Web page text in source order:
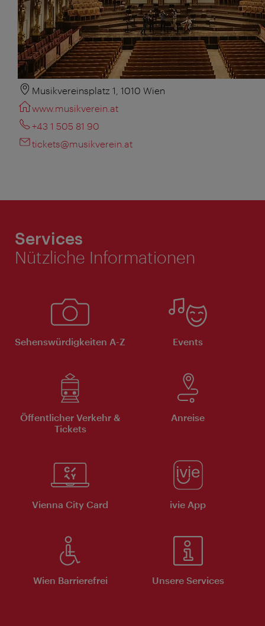
Musikvereinsplatz 1, 1010 Wien
www.musikverein.at
+43 1 505 81 90
tickets@musikverein.at
Services
Nützliche Informationen
Sehenswürdigkeiten A-Z Events
Öffentlicher Verkehr &
Tickets
Anreise
Vienna City Card ivie App
Wien Barrierefrei Unsere Services